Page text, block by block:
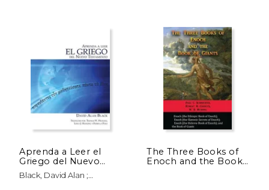
Aprenda a Leer el
Griego del Nuevo
Testamento
Black, David Alan ;
The Three Books of
Enoch and the Book